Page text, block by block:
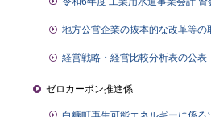
地方公営企業の抜本的な改革等の
経営戦略・経営比較分析表の公表
ゼロカーボン推進係